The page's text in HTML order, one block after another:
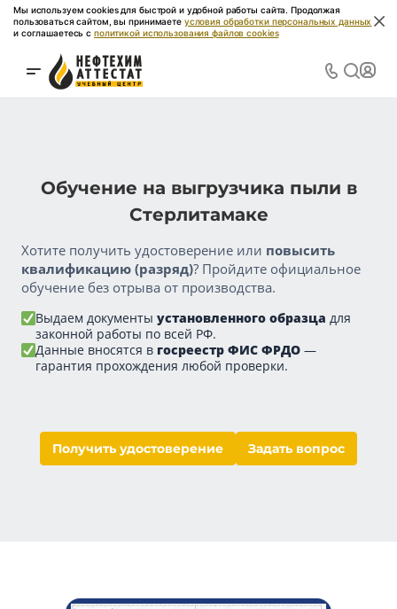
Мы используем cookies для быстрой и удобной работы сайта. Продолжая
пользоваться сайтом, вы принимаете условия обработки персональных данных
и соглашаетесь с политикой использования файлов cookies
Обучение на выгрузчика пыли в
Стерлитамаке
Хотите получить удостоверение или повысить
квалификацию (разряд)? Пройдите официальное
обучение без отрыва от производства.
Выдаем документы установленного образца для
законной работы по всей РФ.
Данные вносятся в госреестр ФИС ФРДО —
гарантия прохождения любой проверки.
Получить удостоверение Задать вопрос